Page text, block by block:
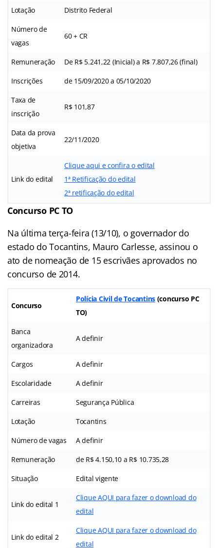
Lotação Distrito Federal
Número de
vagas
60 + CR
Remuneração De R$ 5.241,22 (Inicial) a R$ 7.807,26 (final)
Inscrições de 15/09/2020 a 05/10/2020
Taxa de
inscrição
R$ 101,87
Data da prova
objetiva
22/11/2020
Link do edital
Clique aqui e confira o edital
1ª Retificação do edital
2ª retificação do edital
Concurso PC TO
Na última terça-feira (13/10), o governador do
estado do Tocantins, Mauro Carlesse, assinou o
ato de nomeação de 15 escrivães aprovados no
concurso de 2014.
Concurso
Polícia Civil de Tocantins(concurso PC
TO)
Banca
organizadora
A definir
Cargos A definir
Escolaridade A definir
Carreiras Segurança Pública
Lotação Tocantins
Número de vagas A definir
Remuneração de R$ 4.150,10 a R$ 10.735,28
Situação Edital vigente
Link do edital 1
Clique AQUI para fazer o download do
edital
Link do edital 2
Clique AQUI para fazer o download do
edital